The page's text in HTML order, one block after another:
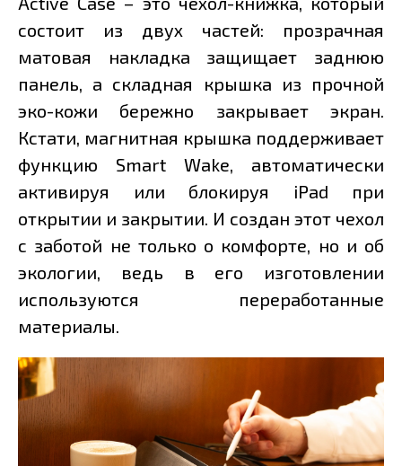
состоит из двух частей: прозрачная
матовая накладка защищает заднюю
панель, а складная крышка из прочной
эко-кожи бережно закрывает экран.
Кстати, магнитная крышка поддерживает
функцию Smart Wake, автоматически
активируя или блокируя iPad при
открытии и закрытии. И создан этот чехол
с заботой не только о комфорте, но и об
экологии, ведь в его изготовлении
используются переработанные
материалы.